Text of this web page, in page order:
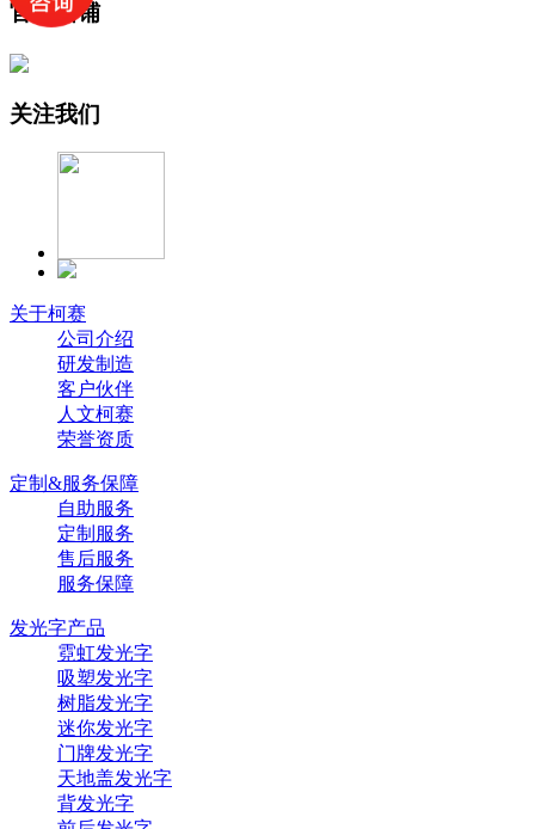
官方店铺
关注我们
关于柯赛
公司介绍
研发制造
客户伙伴
人文柯赛
荣誉资质
定制&服务保障
自助服务
定制服务
售后服务
服务保障
发光字产品
霓虹发光字
吸塑发光字
树脂发光字
迷你发光字
门牌发光字
天地盖发光字
背发光字